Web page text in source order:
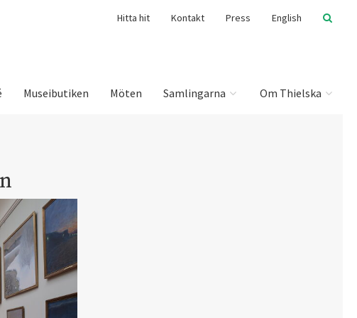
Hitta hit Kontakt Press English
Museibutiken Möten Samlingarna Om Thielska